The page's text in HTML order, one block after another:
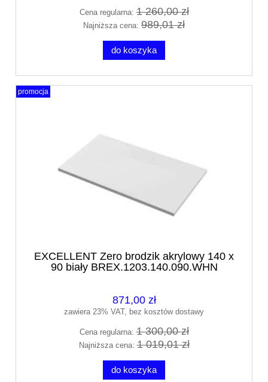
Cena regularna:1 260,00 zł
Najniższa cena: 989,01 zł
do koszyka
EXCELLENT Zero brodzik akrylowy 140 x
90 biały BREX.1203.140.090.WHN
871,00 zł
zawiera 23% VAT, bez kosztów dostawy
Cena regularna:1 300,00 zł
Najniższa cena:1 019,01 zł
do koszyka
promocja